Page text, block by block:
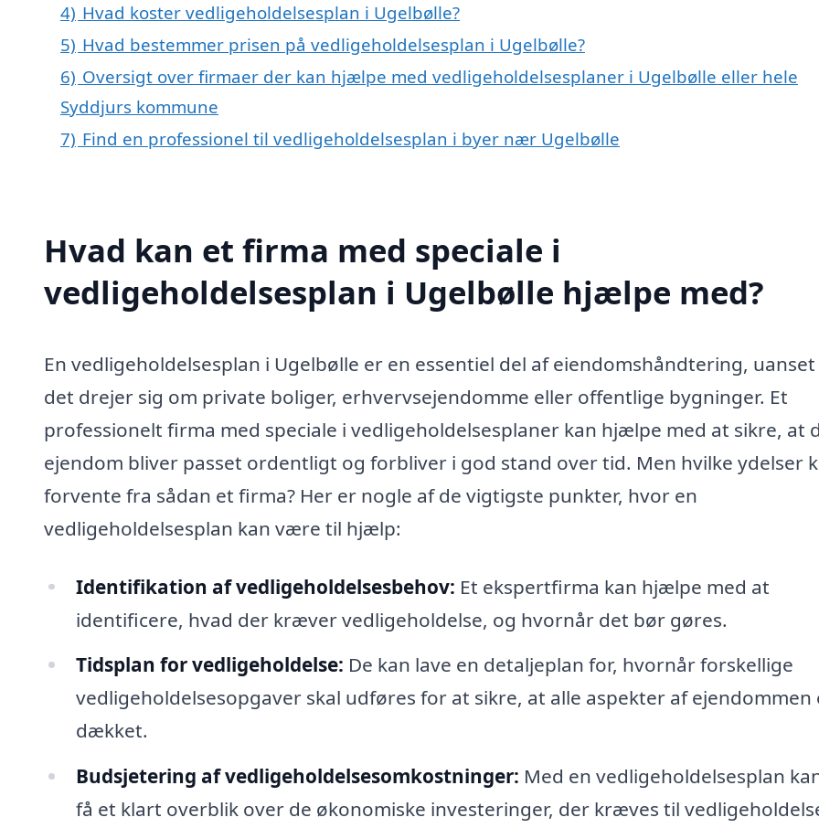
4) Hvad koster vedligeholdelsesplan i Ugelbølle?
5) Hvad bestemmer prisen på vedligeholdelsesplan i Ugelbølle?
6) Oversigt over firmaer der kan hjælpe med vedligeholdelsesplaner i Ugelbølle eller hele
Syddjurs kommune
7) Find en professionel til vedligeholdelsesplan i byer nær Ugelbølle
Hvad kan et firma med speciale i
vedligeholdelsesplan i Ugelbølle hjælpe med?
En vedligeholdelsesplan i Ugelbølle er en essentiel del af eiendomshåndtering,
det drejer sig om private boliger, erhvervsejendomme eller offentlige bygninger. Et
professionelt firma med speciale i vedligeholdelsesplaner kan hjælpe med at sikre, at
ejendom bliver passet ordentligt og forbliver i god stand over tid. Men hvilke ydelser
forvente fra sådan et firma? Her er nogle af de vigtigste punkter, hvor en
vedligeholdelsesplan kan være til hjælp:
Identifikation af vedligeholdelsesbehov: Et ekspertfirma kan hjælpe med at
identificere, hvad der kræver vedligeholdelse, og hvornår det bør gøres.
Tidsplan for vedligeholdelse: De kan lave en detaljeplan for, hvornår forskellige
vedligeholdelsesopgaver skal udføres for at sikre, at alle aspekter af ejendommen
dækket.
Budsjetering af vedligeholdelsesomkostninger: Med en vedligeholdelsesplan
få et klart overblik over de økonomiske investeringer, der kræves til